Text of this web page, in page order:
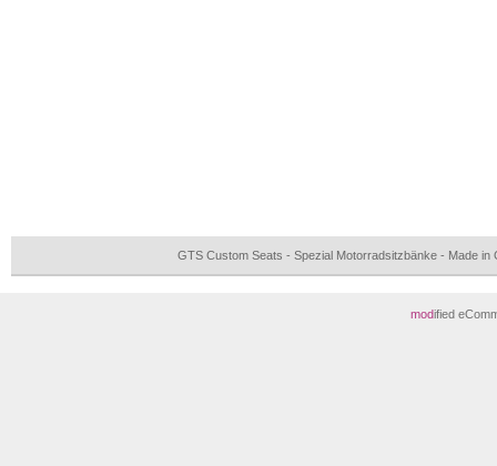
GTS Custom Seats - Spezial Motorradsitzbänke - Made
modified